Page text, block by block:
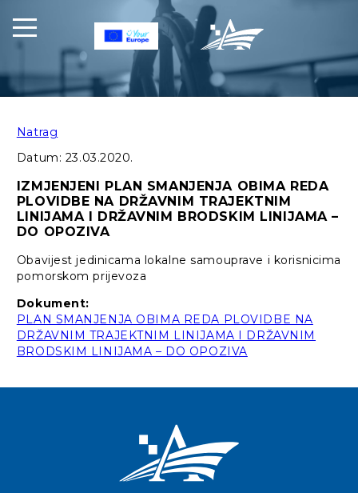
Natrag
Datum: 23.03.2020.
IZMJENJENI PLAN SMANJENJA OBIMA REDA
PLOVIDBE NA DRŽAVNIM TRAJEKTNIM
LINIJAMA I DRŽAVNIM BRODSKIM LINIJAMA –
DO OPOZIVA
Obavijest jedinicama lokalne samouprave i korisnicima
pomorskom prijevoza
Dokument:
PLAN SMANJENJA OBIMA REDA PLOVIDBE NA
DRŽAVNIM TRAJEKTNIM LINIJAMA I DRŽAVNIM
BRODSKIM LINIJAMA – DO OPOZIVA